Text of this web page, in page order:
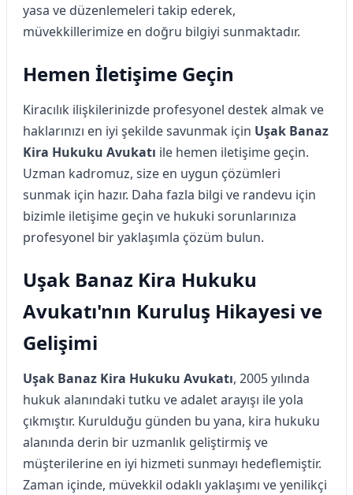
yasa ve düzenlemeleri takip ederek,
müvekkillerimize en doğru bilgiyi sunmaktadır.
Hemen İletişime Geçin
Kiracılık ilişkilerinizde profesyonel destek almak ve
haklarınızı en iyi şekilde savunmak için Uşak Banaz
Kira Hukuku Avukatı ile hemen iletişime geçin.
Uzman kadromuz, size en uygun çözümleri
sunmak için hazır. Daha fazla bilgi ve randevu için
bizimle iletişime geçin ve hukuki sorunlarınıza
profesyonel bir yaklaşımla çözüm bulun.
Uşak Banaz Kira Hukuku
Avukatı'nın Kuruluş Hikayesi ve
Gelişimi
Uşak Banaz Kira Hukuku Avukatı, 2005 yılında
hukuk alanındaki tutku ve adalet arayışı ile yola
çıkmıştır. Kurulduğu günden bu yana, kira hukuku
alanında derin bir uzmanlık geliştirmiş ve
müşterilerine en iyi hizmeti sunmayı hedeflemiştir.
Zaman içinde, müvekkil odaklı yaklaşımı ve yenilikçi